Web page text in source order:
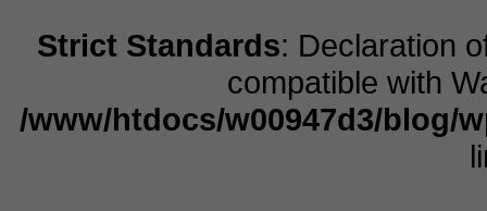
Strict Standards: Declaration
compatible with
/www/htdocs/w00947d3/blog/